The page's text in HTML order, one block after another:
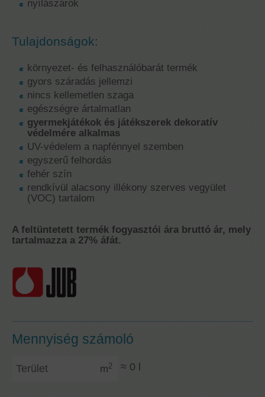
nyílászárók
Tulajdonságok:
környezet- és felhasználóbarát termék
gyors száradás jellemzi
nincs kellemetlen szaga
egészségre ártalmatlan
gyermekjátékok és játékszerek dekoratív
védelmére alkalmas
UV-védelem a napfénnyel szemben
egyszerű felhordás
fehér szín
rendkívül alacsony illékony szerves vegyület
(VOC) tartalom
A feltüntetett termék fogyasztói ára bruttó ár, mely
tartalmazza a 27% áfát.
Mennyiség számoló
m2 ≈ 0 l